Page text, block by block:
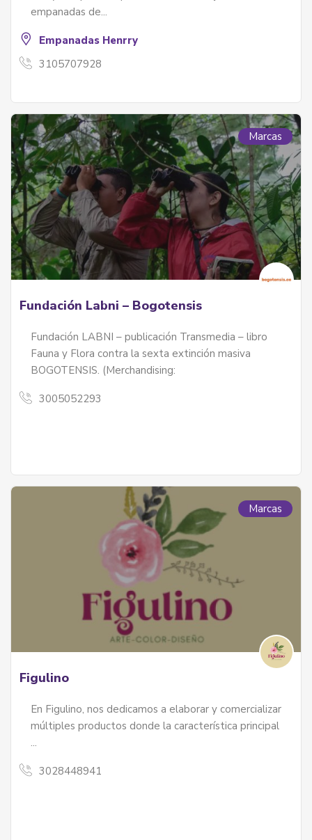
empanadas de...
Empanadas Henrry
3105707928
Marcas
Fundación Labni – Bogotensis
Fundación LABNI – publicación Transmedia – libro
Fauna y Flora contra la sexta extinción masiva
BOGOTENSIS. (Merchandising:
3005052293
Marcas
Figulino
En Figulino, nos dedicamos a elaborar y comercializar
múltiples productos donde la característica principal
...
3028448941